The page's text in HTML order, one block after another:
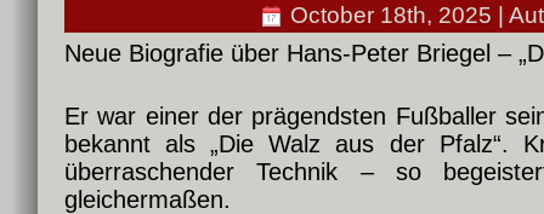
October 18th, 2025 |
Neue Biografie über Hans-Peter Briegel –
Er war einer der prägendsten Fußballer
bekannt als „Die Walz aus der Pfalz“.
überraschender Technik – so
gleichermaßen.